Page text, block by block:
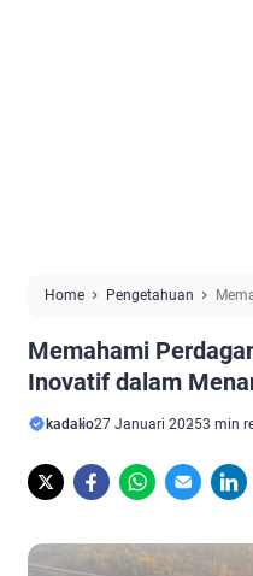
Home Pengetahuan
Memahami
Inovatif dalam
kadalio27 Januari 20253 min